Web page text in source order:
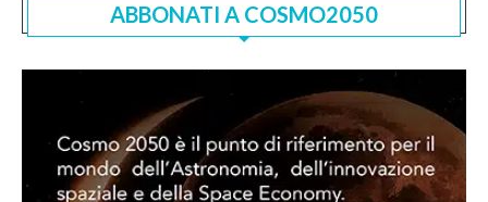
ABBONATI A COSMO2050